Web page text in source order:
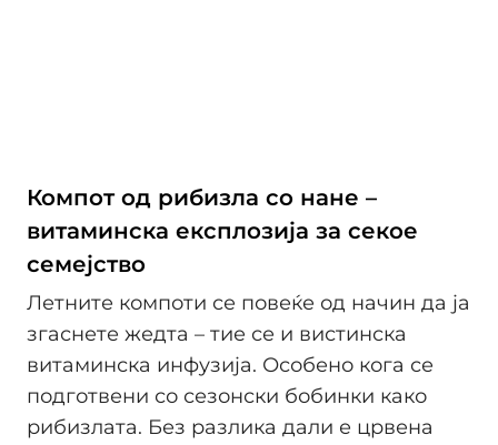
Компот од рибизла со нане –
витаминска експлозија за секое
семејство
Летните компоти се повеќе од начин да ја
згаснете жедта – тие се и вистинска
витаминска инфузија. Особено кога се
подготвени со сезонски бобинки како
рибизлата. Без разлика дали е црвена